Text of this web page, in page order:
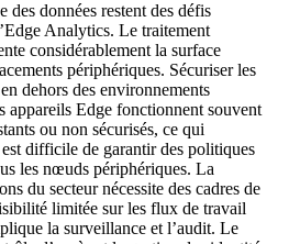
des données restent des défis
Analytics. Le traitement
considérablement la surface
périphériques. Sécuriser les
dehors des environnements
appareils Edge fonctionnent souvent
ou non sécurisés, ce qui
difficile de garantir des politiques
les nœuds périphériques. La
du secteur nécessite des cadres de
limitée sur les flux de travail
la surveillance et l’audit. Le